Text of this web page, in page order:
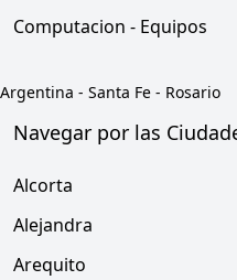
Computacion - Equipos
Argentina - Santa Fe - Rosario
Navegar por las
Alcorta
Alejandra
Arequito